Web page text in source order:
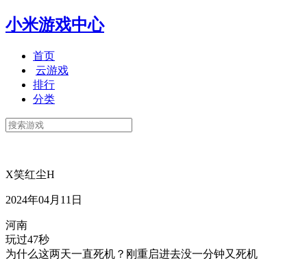
小米游戏中心
首页
云游戏
排行
分类
X笑红尘H
2024年04月11日
河南
玩过47秒
为什么这两天一直死机？刚重启进去没一分钟又死机